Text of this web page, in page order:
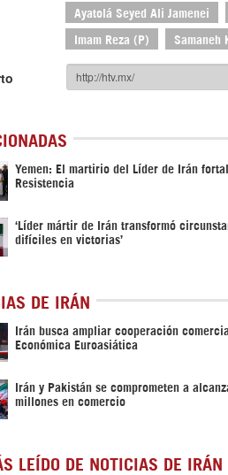
Ayatolá Seyed Ali Jamenei
Imam Reza (P) Samaneh
Yemen: El martirio del Líder de Irán
Resistencia
‘Líder mártir de Irán transformó
difíciles en victorias’
DE IRÁN
Irán busca ampliar cooperación
Económica Euroasiática
Irán y Pakistán se comprometen a
millones en comercio
LEÍDO DE NOTICIAS DE IRÁN